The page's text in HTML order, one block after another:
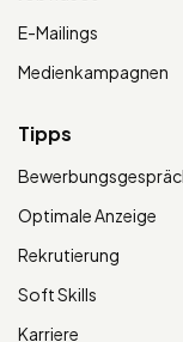
E-Mailings
Medienkampagnen
Tipps
Optimale Anzeige
Rekrutierung
Soft Skills
Karriere